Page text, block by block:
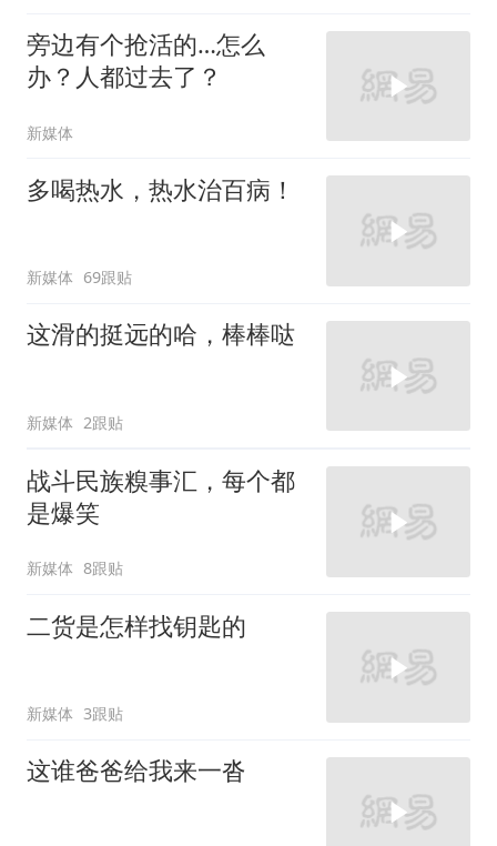
旁边有个抢活的…怎么
办？人都过去了？
新媒体
多喝热水，热水治百病！
新媒体 69跟贴
这滑的挺远的哈，棒棒哒
新媒体 2跟贴
战斗民族糗事汇，每个都
是爆笑
新媒体 8跟贴
二货是怎样找钥匙的
新媒体 3跟贴
这谁爸爸给我来一沓